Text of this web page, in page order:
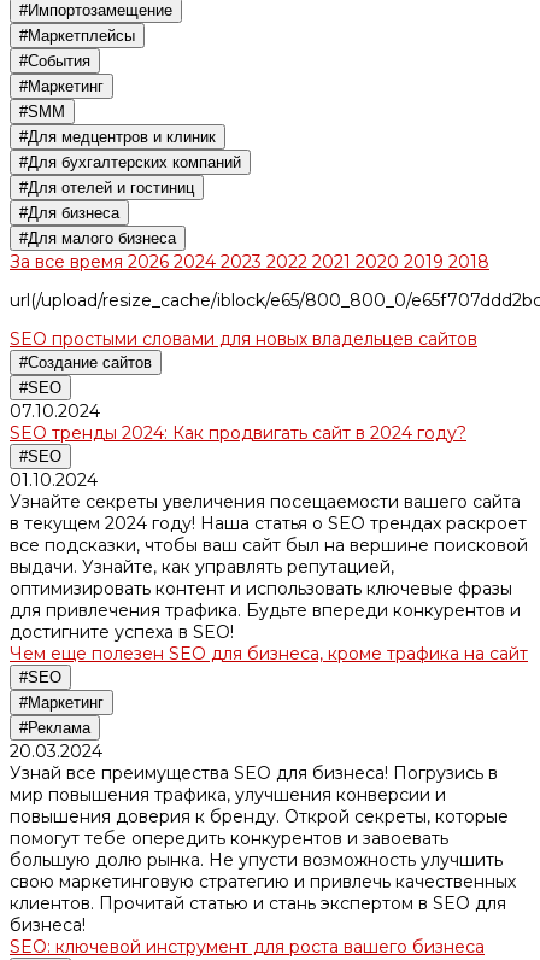
#Импортозамещение
#Маркетплейсы
#События
#Маркетинг
#SMM
#Для медцентров и клиник
#Для бухгалтерских компаний
#Для отелей и гостиниц
#Для бизнеса
#Для малого бизнеса
За все время 2026 2024 2023 2022 2021 2020 2019 2018
url(/upload/resize_cache/iblock/e65/800_800_0/
SEO простыми словами для новых владельцев сайтов
#Создание сайтов
#SEO
07.10.2024
SEO тренды 2024: Как продвигать сайт в 2024 году?
#SEO
01.10.2024
Узнайте секреты увеличения посещаемости вашего сайта
в текущем 2024 году! Наша статья о SEO трендах раскроет
все подсказки, чтобы ваш сайт был на вершине поисковой
выдачи. Узнайте, как управлять репутацией,
оптимизировать контент и использовать ключевые фразы
для привлечения трафика. Будьте впереди конкурентов и
достигните успеха в SEO!
Чем еще полезен SEO для бизнеса, кроме трафика на сайт
#SEO
#Маркетинг
#Реклама
20.03.2024
Узнай все преимущества SEO для бизнеса! Погрузись в
мир повышения трафика, улучшения конверсии и
повышения доверия к бренду. Открой секреты, которые
помогут тебе опередить конкурентов и завоевать
большую долю рынка. Не упусти возможность улучшить
свою маркетинговую стратегию и привлечь качественных
клиентов. Прочитай статью и стань экспертом в SEO для
бизнеса!
SEO: ключевой инструмент для роста вашего бизнеса